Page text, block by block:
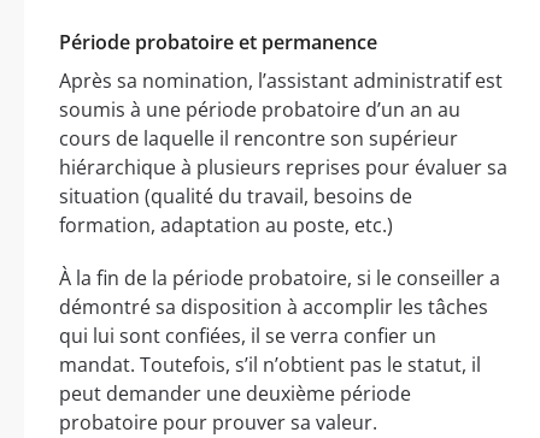
Période probatoire et permanence
Après sa nomination, l’assistant administratif est
soumis à une période probatoire d’un an au
cours de laquelle il rencontre son supérieur
hiérarchique à plusieurs reprises pour évaluer sa
situation (qualité du travail, besoins de
formation, adaptation au poste, etc.)
À la fin de la période probatoire, si le conseiller a
démontré sa disposition à accomplir les tâches
qui lui sont confiées, il se verra confier un
mandat. Toutefois, s’il n’obtient pas le statut, il
peut demander une deuxième période
probatoire pour prouver sa valeur.